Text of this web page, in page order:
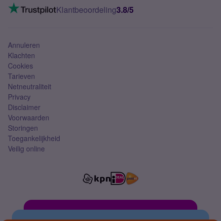
Mobiel abonnement
VoLTE 4G bellenKlantbeoordeling3.8/5
Annuleren
Klachten
Cookies
Tarieven
Netneutraliteit
Privacy
Disclaimer
Voorwaarden
Storingen
Toegankelijkheid
Veilig online